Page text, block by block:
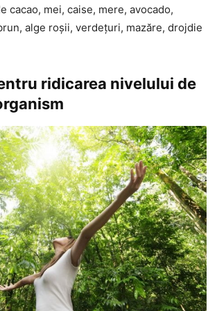
cacao, mei, caise, mere, avocado,
alge roșii, verdețuri, mazăre, drojdie
ridicarea nivelului de